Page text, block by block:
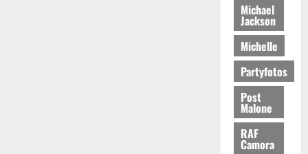
Michael
Jackson
Michelle
Partyfotos
Post
Malone
RAF
Camora